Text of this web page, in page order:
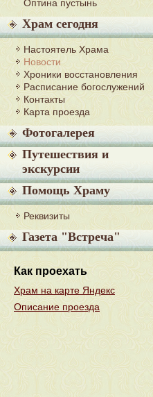
Оптина пустынь
Храм сегодня
Настоятель Храма
Новости
Хроники восстановления
Расписание богослужений
Контакты
Карта проезда
Фотогалерея
Путешествия и
экскурсии
Помощь Храму
Реквизиты
Газета "Встреча"
Как проехать
Храм на карте Яндекс
Описание проезда